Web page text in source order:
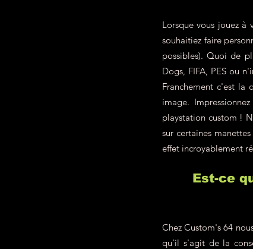
Lorsque vous jouez à
souhaitiez faire
possibles). Quoi de
Dogs, FIFA, PES ou
Franchement c'est la
image.
playstation custom !
sur certaines
effet incroyablement
Est-ce
Chez Custom's 64
qu'il s'agit de la